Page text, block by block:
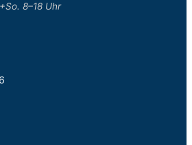
8–18 Uhr